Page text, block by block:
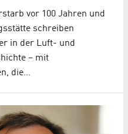
vor 100 Jahren und
schreiben
in der Luft- und
– mit
die…